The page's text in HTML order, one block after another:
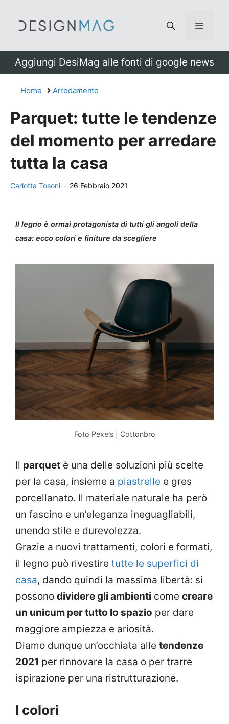
Menu
Aggiungi DesiMag alle fonti di google news
Home Arredamento
Parquet: tutte le tendenze
del momento per arredare
tutta la casa
Carlotta Tosoni - 26 Febbraio 2021
Il legno è ormai protagonista di tutti gli angoli della
casa: ecco colori e finiture da scegliere
Foto Pexels | Cottonbro
Il parquet è una delle soluzioni più scelte
per la casa, insieme a piastrelle e gres
porcellanato. Il materiale naturale ha però
un fascino e un’eleganza ineguagliabili,
unendo stile e durevolezza.
Grazie a nuovi trattamenti, colori e formati,
il legno può rivestire tutte le superfici di
casa, dando quindi la massima libertà: si
possono dividere gli ambienti come creare
un unicum per tutto lo spazio per dare
maggiore ampiezza e ariosità.
Diamo dunque un’occhiata alle tendenze
2021 per rinnovare la casa o per trarre
ispirazione per una ristrutturazione.
I colori